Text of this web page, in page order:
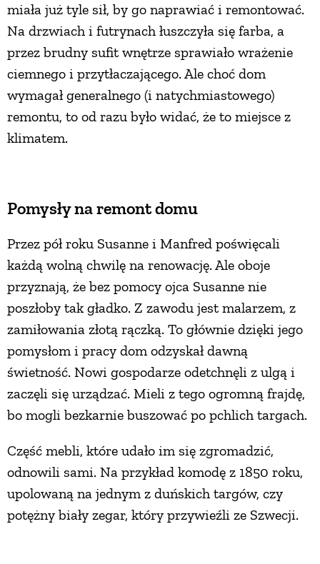
miała już tyle sił, by go naprawiać i remontować.
Na drzwiach i futrynach łuszczyła się farba, a
przez brudny sufit wnętrze sprawiało wrażenie
ciemnego i przytłaczającego. Ale choć dom
wymagał generalnego (i natychmiastowego)
remontu, to od razu było widać, że to miejsce z
klimatem.
Pomysły na remont domu
Przez pół roku Susanne i Manfred poświęcali
każdą wolną chwilę na renowację. Ale oboje
przyznają, że bez pomocy ojca Susanne nie
poszłoby tak gładko. Z zawodu jest malarzem, z
zamiłowania złotą rączką. To głównie dzięki jego
pomysłom i pracy dom odzyskał dawną
świetność. Nowi gospodarze odetchnęli z ulgą i
zaczęli się urządzać. Mieli z tego ogromną frajdę,
bo mogli bezkarnie buszować po pchlich targach.
Część mebli, które udało im się zgromadzić,
odnowili sami. Na przykład komodę z 1850 roku,
upolowaną na jednym z duńskich targów, czy
potężny biały zegar, który przywieźli ze Szwecji.